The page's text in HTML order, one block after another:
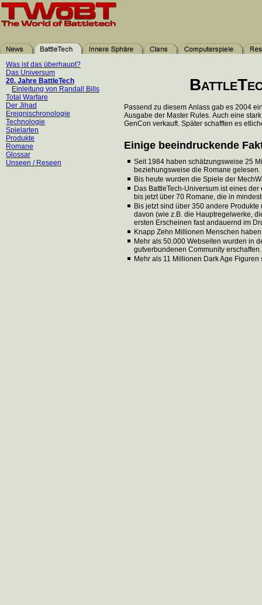
Was ist das überhaupt?
Das Universum
20. Jahre BattleTech
Einleitung von Randall Bills
Total Warfare
Der Jihad
Ereignischronologie
Technologie
Spielarten
Produkte
Romane
Glossar
Unseen / Reseen
Passend zu diesem Anlass gab es 2004
Ausgabe der Master Rules. Auch eine
GenCon verkauft. Später schafften es
Einige beeindruckende
Seit 1984 haben schätzungsweise 25
beziehungsweise die Romane gelesen.
Bis heute wurden die Spiele der
Das BattleTech-Universum ist eines
bis jetzt über 70 Romane, die in
Bis jetzt sind über 350 andere
davon (wie z.B. die Hauptregelwerke,
ersten Erscheinen fast andauernd im
Knapp Zehn Millionen Menschen
Mehr als 50.000 Webseiten wurden in
gutverbundenen Community erschaffen.
Mehr als 11 Millionen Dark Age